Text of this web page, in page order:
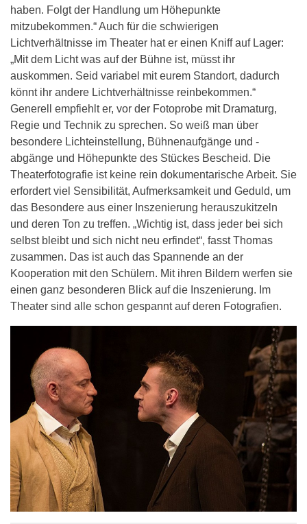
haben. Folgt der Handlung um Höhepunkte
mitzubekommen.“ Auch für die schwierigen
Lichtverhältnisse im Theater hat er einen Kniff auf Lager:
„Mit dem Licht was auf der Bühne ist, müsst ihr
auskommen. Seid variabel mit eurem Standort, dadurch
könnt ihr andere Lichtverhältnisse reinbekommen.“
Generell empfiehlt er, vor der Fotoprobe mit Dramaturg,
Regie und Technik zu sprechen. So weiß man über
besondere Lichteinstellung, Bühnenaufgänge und -
abgänge und Höhepunkte des Stückes Bescheid. Die
Theaterfotografie ist keine rein dokumentarische Arbeit. Sie
erfordert viel Sensibilität, Aufmerksamkeit und Geduld, um
das Besondere aus einer Inszenierung herauszukitzeln
und deren Ton zu treffen. „Wichtig ist, dass jeder bei sich
selbst bleibt und sich nicht neu erfindet“, fasst Thomas
zusammen. Das ist auch das Spannende an der
Kooperation mit den Schülern. Mit ihren Bildern werfen sie
einen ganz besonderen Blick auf die Inszenierung. Im
Theater sind alle schon gespannt auf deren Fotografien.